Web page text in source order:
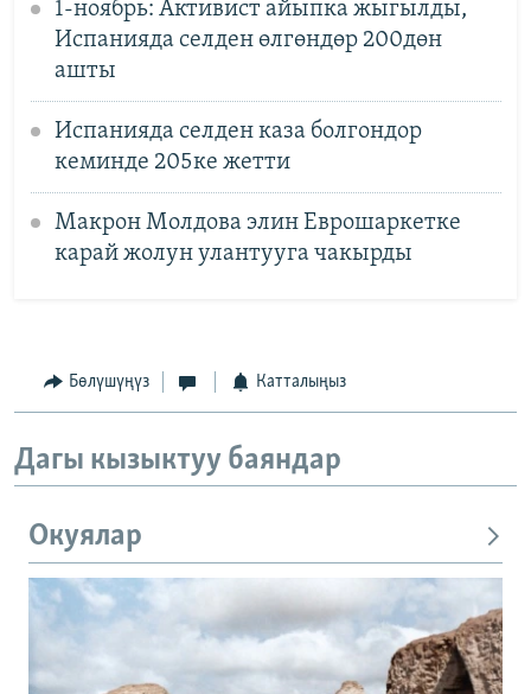
1-ноябрь: Активист айыпка жыгылды,
Испанияда селден өлгөндөр 200дөн
ашты
Испанияда селден каза болгондор
кеминде 205ке жетти
Макрон Молдова элин Еврошаркетке
карай жолун улантууга чакырды
Бөлүшүңүз Катталыңыз
Дагы кызыктуу баяндар
Окуялар